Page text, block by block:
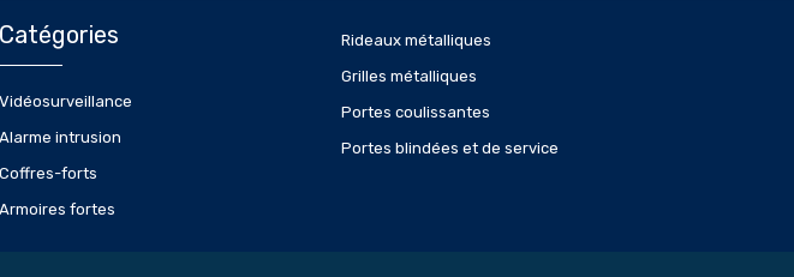
Catégories
Vidéosurveillance
Alarme intrusion
Coffres-forts
Armoires fortes
Rideaux métalliques
Grilles métalliques
Portes coulissantes
Portes blindées et de service